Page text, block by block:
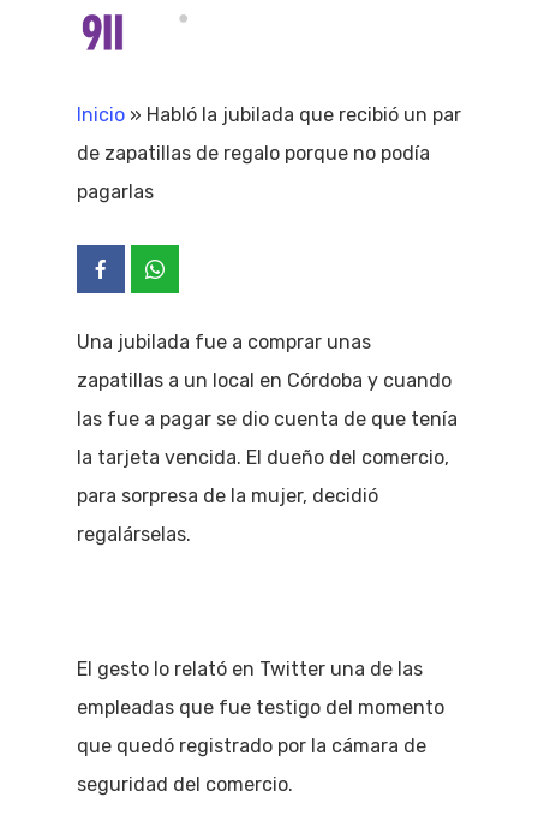
Inicio » Habló la jubilada que recibió un par
de zapatillas de regalo porque no podía
pagarlas
Una jubilada fue a comprar unas
zapatillas a un local en Córdoba y cuando
las fue a pagar se dio cuenta de que tenía
la tarjeta vencida. El dueño del comercio,
para sorpresa de la mujer, decidió
regalárselas.
El gesto lo relató en Twitter una de las
empleadas que fue testigo del momento
que quedó registrado por la cámara de
seguridad del comercio.